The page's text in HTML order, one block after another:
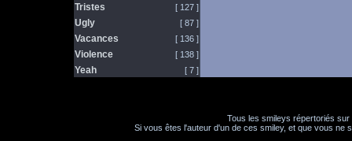
Tristes [ 127 ]
Ugly [ 87 ]
Vacances [ 136 ]
Violence [ 138 ]
Yeah [ 7 ]
Tous les smileys répertoriés
Si vous êtes l'auteur d'un de ces smiley, et que vous ne